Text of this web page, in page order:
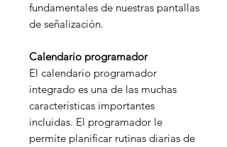
fundamentales de nuestras pantallas
de señalización.
Calendario programador
El calendario programador
integrado es una de las muchas
características importantes
incluidas. El programador le
permite planificar rutinas diarias de